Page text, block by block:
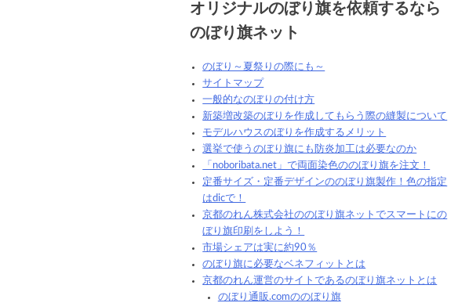
オリジナルのぼり旗を依頼するなら
のぼり旗ネット
のぼり～夏祭りの際にも～
サイトマップ
一般的なのぼりの付け方
新築増改築のぼりを作成してもらう際の縫製について
モデルハウスのぼりを作成するメリット
選挙で使うのぼり旗にも防炎加工は必要なのか
「noboribata.net」で両面染色ののぼり旗を注文！
定番サイズ・定番デザインののぼり旗製作！色の指定
はdicで！
京都のれん株式会社ののぼり旗ネットでスマートにの
ぼり旗印刷をしよう！
市場シェアは実に約90％
のぼり旗に必要なベネフィットとは
京都のれん運営のサイトであるのぼり旗ネットとは
のぼり通販.comののぼり旗